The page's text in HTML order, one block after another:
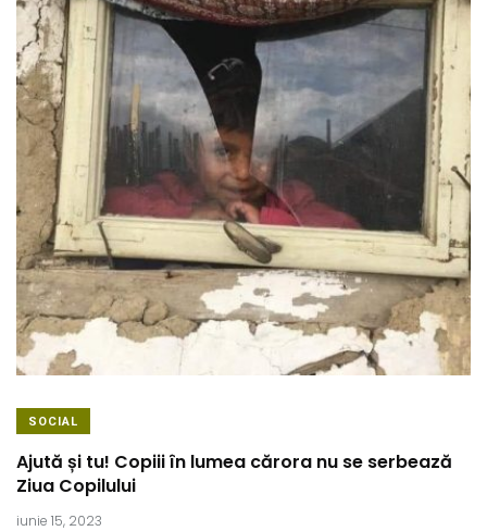
SOCIAL
Ajută și tu! Copiii în lumea cărora nu se serbează
Ziua Copilului
iunie 15, 2023